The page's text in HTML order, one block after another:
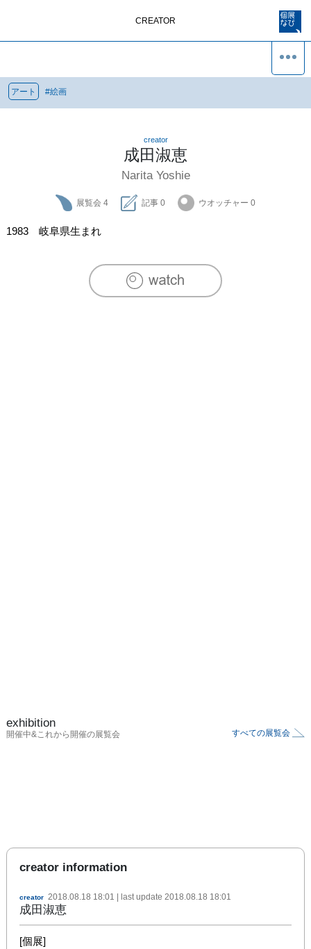
CREATOR
アート #絵画
creator
成田淑恵
Narita Yoshie
展覧会 4 記事 0 ウオッチャー 0
1983　岐阜県生まれ
exhibition
開催中&これから開催の展覧会 すべての展覧会
creator information
creator 2018.08.18 18:01 | last update 2018.08.18 18:01
成田淑恵
[個展]